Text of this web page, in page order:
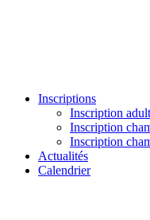
Inscriptions
Inscription
Inscription
Inscription
Actualités
Calendrier